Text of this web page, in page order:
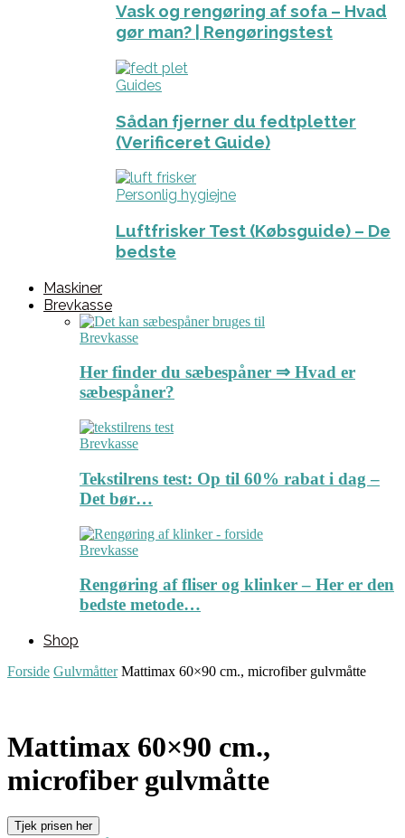
Vask og rengøring af sofa – Hvad
gør man? | Rengøringstest
Guides
Sådan fjerner du fedtpletter
(Verificeret Guide)
Personlig hygiejne
Luftfrisker Test (Købsguide) – De
bedste
Maskiner
Brevkasse
Brevkasse
Her finder du sæbespåner ⇒ Hvad er
sæbespåner?
Brevkasse
Tekstilrens test: Op til 60% rabat i dag –
Det bør…
Brevkasse
Rengøring af fliser og klinker – Her er den
bedste metode…
Shop
Forside Gulvmåtter Mattimax 60×90 cm., microfiber gulvmåtte
Mattimax 60×90 cm.,
microfiber gulvmåtte
Tjek prisen her